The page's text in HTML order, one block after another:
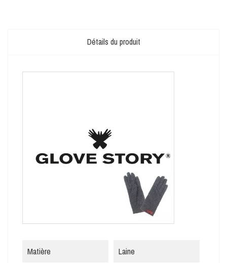
Détails du produit
Matière Laine